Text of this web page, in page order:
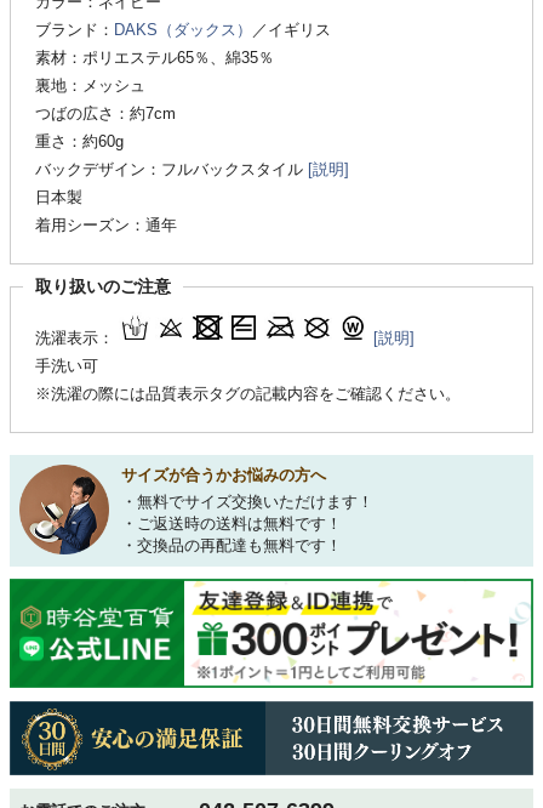
ブランド： DAKS（ダックス）
／イギリス
素材：ポリエステル65％、綿35％
裏地：メッシュ
つばの広さ：約7cm
重さ：約60g
バックデザイン：フルバックスタイル [説明]
日本製
着用シーズン：通年
取り扱いのご注意
洗濯表示：
[説明]
手洗い可
※洗濯の際には品質表示タグの記載内容をご確認ください。
サイズが合うかお悩みの方へ
・無料でサイズ交換いただけます！
・ご返送時の送料は無料です！
・交換品の再配達も無料です！